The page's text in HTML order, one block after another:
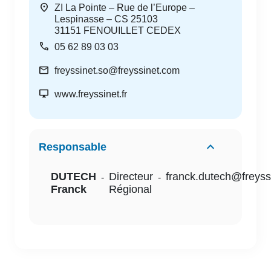
location_on
ZI La Pointe – Rue de l’Europe –
Lespinasse – CS 25103
31151 FENOUILLET CEDEX
call 05 62 89 03 03
mail freyssinet.so@freyssinet.com
desktop_windows www.freyssinet.fr
Responsable
DUTECH
Franck
- Directeur
Régional
-